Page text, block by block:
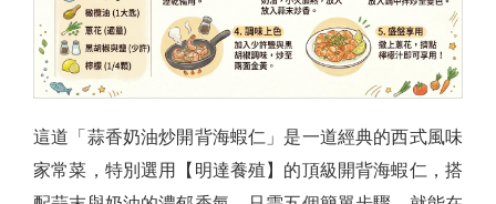
這道「蒜香奶油炒開背海蝦仁」是一道經典的西式風味
家常菜，特別選用【明達養殖】的頂級開背海蝦仁，搭